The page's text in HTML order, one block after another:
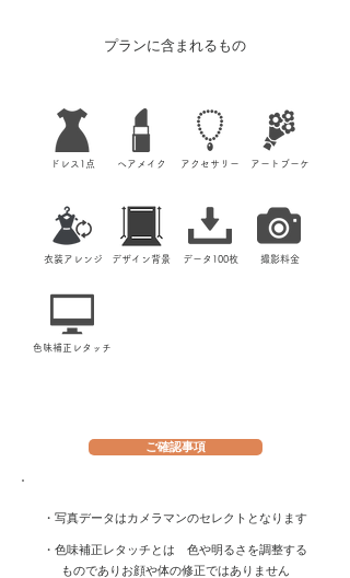
プランに含まれるもの
​ドレス1点 ​ヘアメイク ​アクセサリー ​アートブーケ
​衣装アレンジ ​デザイン背景 ​データ100枚 ​撮影料金
​色味補正レタッチ
ご確認事項
​・写真データはカメラマンのセレクトとなります
・色味補正レタッチとは 色や明るさを調整する
ものでありお顔や体の修正ではありません